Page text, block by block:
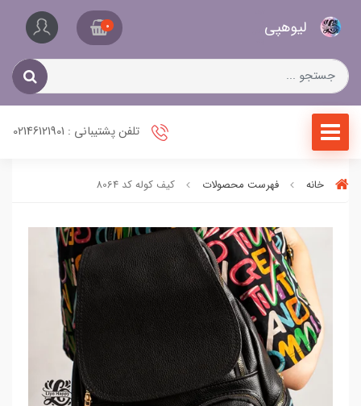
لیو‌هپی 0
تلفن پشتیبانی : 02146121901
خانه فهرست محصولات کیف کوله کد 8064